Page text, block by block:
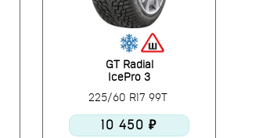
GT Radial
IcePro 3
225/60 R17 99T
10 450 ₽